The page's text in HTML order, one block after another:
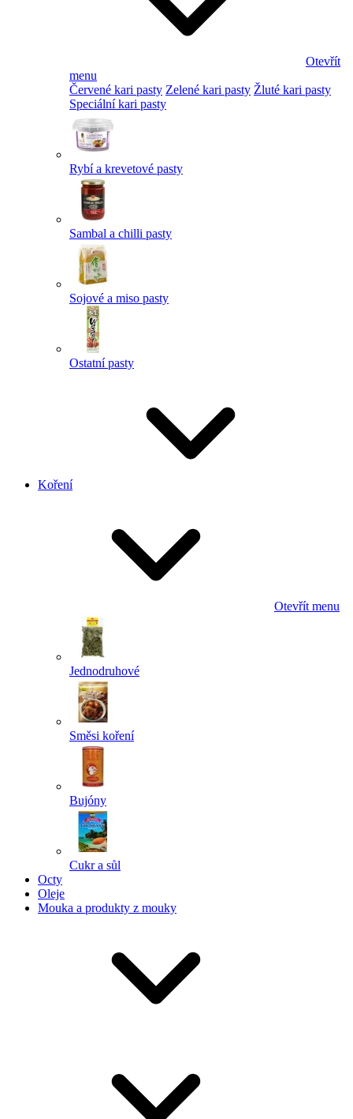
Otevřít
menu
Červené kari pasty Zelené kari pasty Žluté kari pasty
Speciální kari pasty
Rybí a krevetové pasty
Sambal a chilli pasty
Sojové a miso pasty
Ostatní pasty
Koření
Otevřít menu
Jednodruhové
Směsi koření
Bujóny
Cukr a sůl
Octy
Oleje
Mouka a produkty z mouky